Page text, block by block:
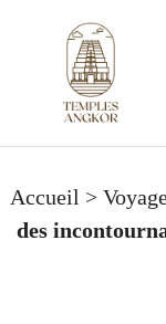
contenu
Accueil >
des